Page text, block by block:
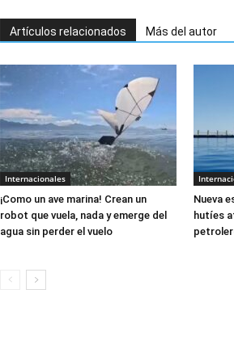
Artículos relacionados Más del autor
Internacionales
¡Como un ave marina! Crean un
robot que vuela, nada y emerge del
agua sin perder el vuelo
Nueva
hutíes